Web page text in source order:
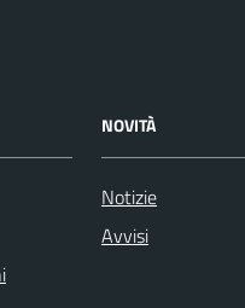
NOVITÀ
Notizie
Avvisi